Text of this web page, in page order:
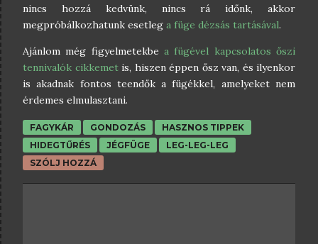
nincs hozzá kedvünk, nincs rá időnk, akkor
megpróbálkozhatunk esetleg a füge dézsás tartásával.
Ajánlom még figyelmetekbe a fügével kapcsolatos őszi
tennivalók cikkemetis, hiszen éppen ősz van, és ilyenkor
is akadnak fontos teendők a fügékkel, amelyeket nem
érdemes elmulasztani.
FAGYKÁR GONDOZÁS
HASZNOS TIPPEK
HIDEGTŰRÉS
JÉGFÜGE
LEG-LEG-LEG
SZÓLJ HOZZÁ